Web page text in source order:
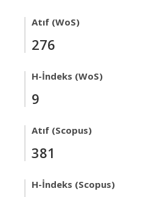
Atıf (WoS)
276
H-İndeks (WoS)
9
Atıf (Scopus)
381
H-İndeks (Scopus)